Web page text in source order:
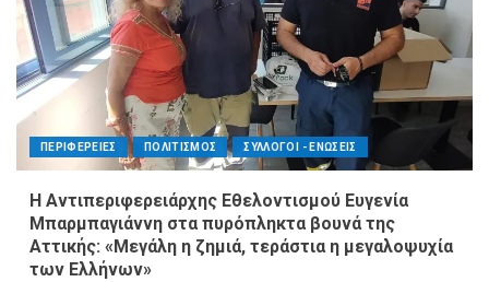
ΠΕΡΙΦΕΡΕΙΕΣ ΠΟΛΙΤΙΣΜΟΣ ΣΥΛΛΟΓΟΙ - ΕΝΩΣΕΙΣ
Η Αντιπεριφερειάρχης Εθελοντισμού Ευγενία
Μπαρμπαγιάννη στα πυρόπληκτα βουνά της
Αττικής: «Μεγάλη η ζημιά, τεράστια η μεγαλοψυχία
των Ελλήνων»